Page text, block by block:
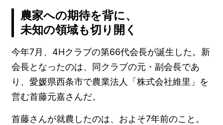
農家への期待を背に、
未知の領域も切り開く
今年7月、4Hクラブの第66代会長が誕生した。新
会長となったのは、同クラブの元・副会長であ
り、愛媛県西条市で農業法人「株式会社維里」を
営む首藤元嘉さんだ。
首藤さんが就農したのは、およそ7年前のこと。